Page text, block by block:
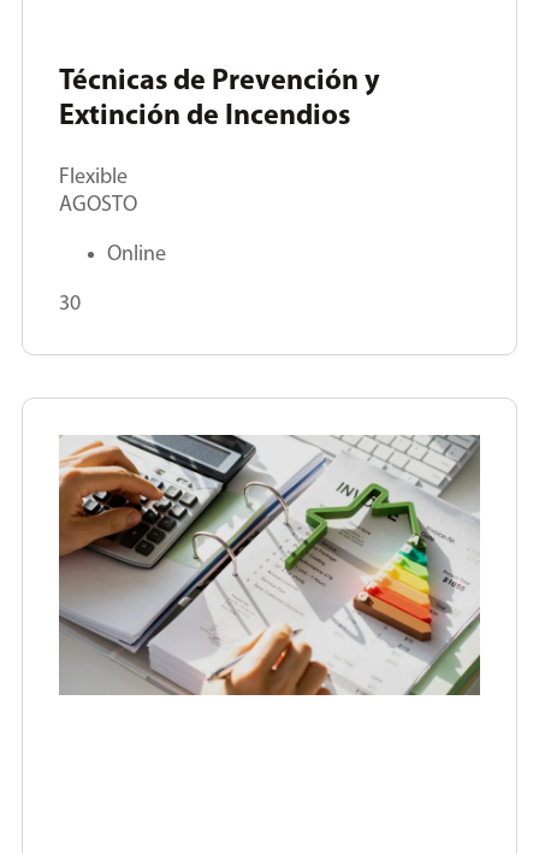
Técnicas de Prevención y
Extinción de Incendios
Flexible
AGOSTO
Online
30